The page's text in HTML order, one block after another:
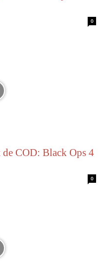
0
COD: Black Ops 4
0